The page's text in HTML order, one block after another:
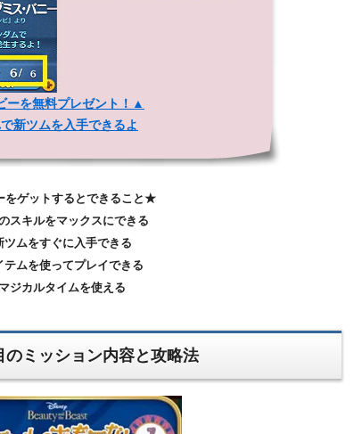
ーを無料プレゼント！▲
新ツムを入手できるよ
ゲットするとできること★
スキルをマックスにできる
ツムをすぐに入手できる
テムを使ってプレイできる
ジカルタイムを使える
ミッション内容と攻略法